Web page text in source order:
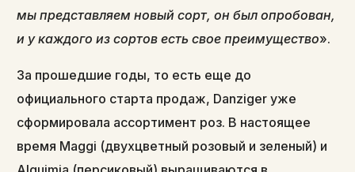
мы представляем новый сорт, он был опробован,
и у каждого из сортов есть свое преимущество».
За прошедшие годы, то есть еще до
официального старта продаж, Danziger уже
сформировала ассортимент роз. В настоящее
время Maggi (двухцветный розовый и зеленый) и